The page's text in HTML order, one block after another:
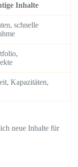
Inhalte
schnelle
Kapazitäten,
neue Inhalte für